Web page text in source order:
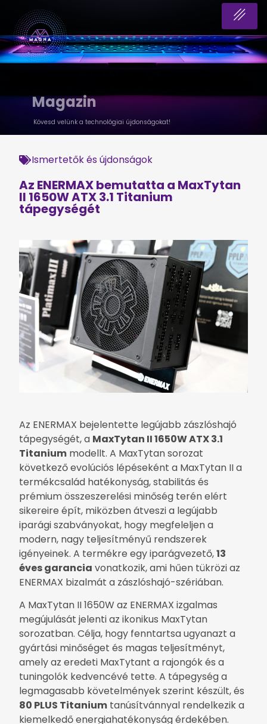
Magazin
Kövesd velünk a technológiai újdonságokat!
Ismertetők és újdonságok
Az ENERMAX bemutatta a MaxTytan
II 1650W ATX 3.1 Titanium
tápegységét
Az ENERMAX bejelentette legújabb zászlóshajó
tápegységét, a MaxTytan II 1650W ATX 3.1
Titanium modellt. A MaxTytan sorozat
következő evolúciós lépéseként a MaxTytan II a
termékcsalád hatékonyság, stabilitás és
prémium összeszerelési minőség terén elért
sikereire épít, miközben átveszi a legújabb
iparági szabványokat, hogy megfeleljen a
modern, nagy teljesítményű rendszerek
igényeinek. A termékre egy iparágvezető,13
éves garancia vonatkozik, ami hűen tükrözi az
ENERMAX bizalmát a zászlóshajó-szériában.
A MaxTytan II 1650W az ENERMAX izgalmas
megújulását jelenti az ikonikus MaxTytan
sorozatban. Célja, hogy fenntartsa ugyanazt a
gyártási minőséget és magas teljesítményt,
amely az eredeti MaxTytant a rajongók és a
tuningolók kedvencévé tette. A tápegység a
legmagasabb követelmények szerint készült, és
80 PLUS Titanium tanúsítvánnyal rendelkezik a
kiemelkedő energiahatékonyság érdekében.